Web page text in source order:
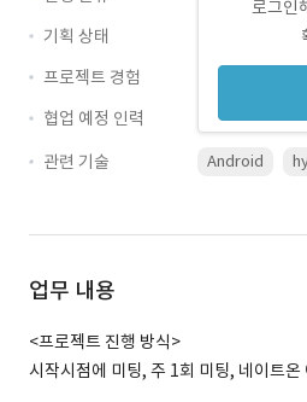
로그인
기획 상태
프로젝트 경험
협업 예정 인력
관련 기술
Android
업무 내용
<프로젝트 진행 방식>
시작시점에 미팅, 주 1회 미팅, 네이트온